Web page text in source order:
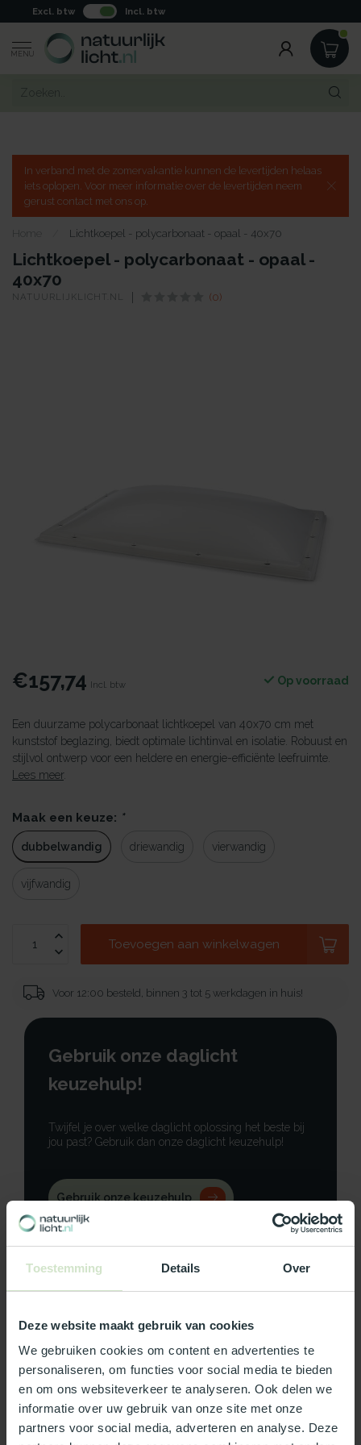
Toestemming Details Over
Deze website maakt gebruik van cookies
We gebruiken cookies om content en advertenties te
personaliseren, om functies voor social media te bieden
en om ons websiteverkeer te analyseren. Ook delen we
informatie over uw gebruik van onze site met onze
partners voor social media, adverteren en analyse. Deze
Excl. btw Incl. btw
MENU
In verband met de zomervakantie kunnen de levertijden helaas
iets oplopen. Voor meer informatie over de levertijden neem
gerust contact met ons op.
Home Lichtkoepel - polycarbonaat - opaal - 40x70
Lichtkoepel - polycarbonaat - opaal -
40x70
NATUURLIJKLICHT.NL (0)
€157,74 Incl. btw Op voorraad
Een duurzame polycarbonaat lichtkoepel van 40x70 cm met
kunststof beglazing, biedt optimale lichtinval en isolatie. Robuust en
stijlvol ontwerp voor een heldere en energie-efficiënte leefruimte.
Lees meer.
Maak een keuze: *
dubbelwandig driewandig vierwandig
vijfwandig
Toevoegen aan winkelwagen
Voor 12:00 besteld, binnen 3 tot 5 werkdagen in huis!
Gebruik onze daglicht
keuzehulp!
Twijfel je over welke daglicht oplossing het beste bij
jou past? Gebruik dan onze daglicht keuzehulp!
Gebruik onze keuzehulp
Specificaties
Reviews